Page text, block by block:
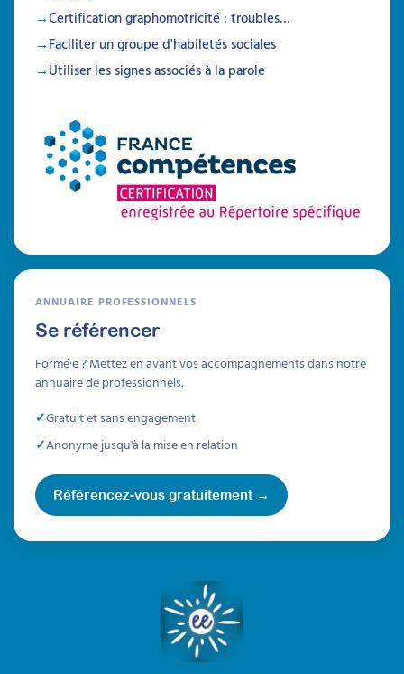
diagnostic TSA : structurer
pour mieux valoriser votre
psychoéducation
Apprenez à structurer une démarche claire
de psychoéducation du TSA à destination des
parents, grâce à des supports concrets et
réutilisables. Cette formation vous permettra
de proposer explicitement un
accompagnement que les familles
précisément à leurs attentes dès l’annonce
du diagnostic.
Prochaine session 26/08/2026
Durée 15h réparties sur 4 semaines
Inscriptions ouvertes
Formations
Certification graphomotricité : troubles…
Faciliter un groupe d'habiletés sociales
Utiliser les signes associés à la parole
ANNUAIRE PROFESSIONNELS
Se référencer
Formé·e ? Mettez en avant vos accompagnements dans notre
annuaire de professionnels.
Gratuit et sans engagement
Anonyme jusqu'à la mise en relation
Référencez-vous gratuitement →